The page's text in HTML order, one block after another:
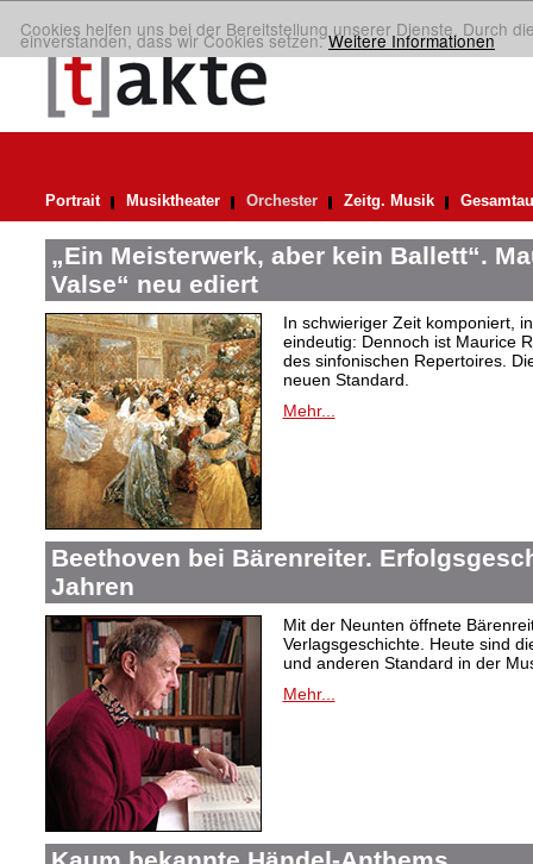
Cookies helfen uns bei der Bereitstellung unserer Dienste. Durch
einverstanden, dass wir Cookies setzen.Weitere Informationen
Portrait Musiktheater Orchester Zeitg. Musik
„Ein Meisterwerk, aber kein Ballett“.
Valse“ neu ediert
In schwieriger Zeit komponiert,
eindeutig: Dennoch ist Maurice
des sinfonischen Repertoires.
neuen Standard.
Mehr...
Beethoven bei Bärenreiter.
Jahren
Mit der Neunten öffnete
Verlagsgeschichte. Heute sind
und anderen Standard in der
Mehr...